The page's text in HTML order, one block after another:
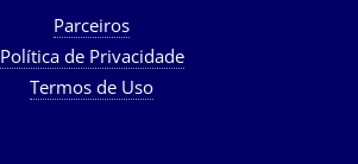
Parceiros
Política de Privacidade
Termos de Uso